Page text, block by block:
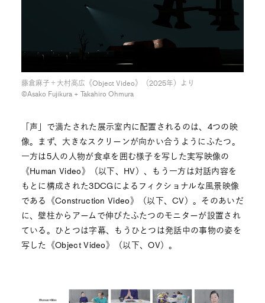
藤倉麻子＋大村高広《Object Video》（2025年）より
©︎Asako Fujikura + Takahiro Ohmura
「声」で満たされた展示室内に配置されるのは、4つの映
像。まず、大きなスクリーンが向かい合うようにふたつ。
一方は5人の人物が食卓を囲む様子を写した実写映像の
《Human Video》（以下、HV）、もう一方は対話内容を
もとに構成された3DCGによるフィクショナルな風景映像
である《Construction Video》（以下、CV）。そのあいだ
に、壁柱からアームで伸びたふたつのモニターが設置され
ている。ひとつは字幕、もうひとつは発話中の事物の姿を
写した《Object Video》（以下、OV）。